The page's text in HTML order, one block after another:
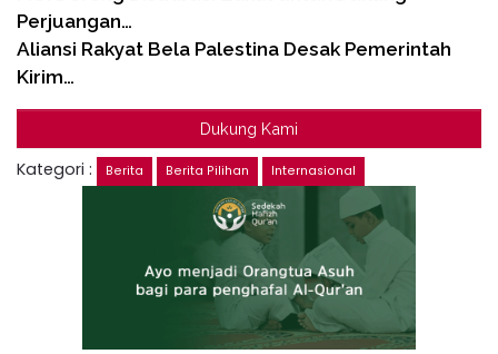
Perjuangan…
Aliansi Rakyat Bela Palestina Desak Pemerintah
Kirim…
Dukung Kami
Kategori : Berita Berita Pilihan Internasional